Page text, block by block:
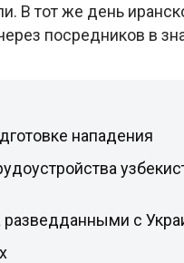
В тот же день
посредников в
нападения
с